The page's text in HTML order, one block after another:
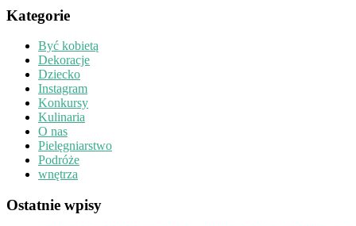
Kategorie
Być kobietą
Dekoracje
Dziecko
Instagram
Konkursy
Kulinaria
O nas
Pielęgniarstwo
Podróże
wnętrza
Ostatnie wpisy